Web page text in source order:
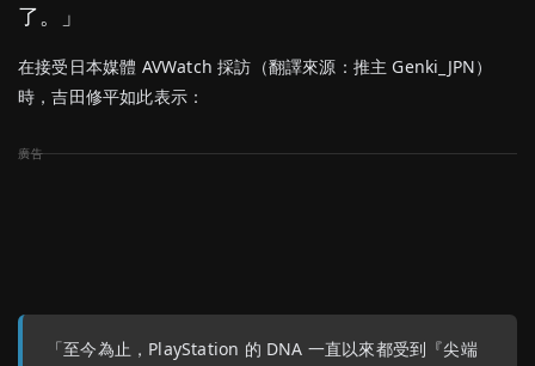
了。」
在接受日本媒體 AVWatch 採訪（翻譯來源：推主 Genki_JPN）
時，吉田修平如此表示：
「至今為止，PlayStation 的 DNA 一直以來都受到『尖端